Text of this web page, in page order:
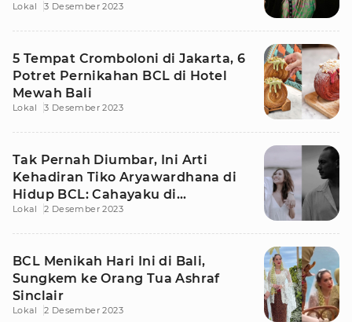
Lokal 3 Desember 2023
5 Tempat Cromboloni di Jakarta, 6
Potret Pernikahan BCL di Hotel
Mewah Bali
Lokal 3 Desember 2023
Tak Pernah Diumbar, Ini Arti
Kehadiran Tiko Aryawardhana di
Hidup BCL: Cahayaku di
Kegelapan
Lokal 2 Desember 2023
BCL Menikah Hari Ini di Bali,
Sungkem ke Orang Tua Ashraf
Sinclair
Lokal 2 Desember 2023